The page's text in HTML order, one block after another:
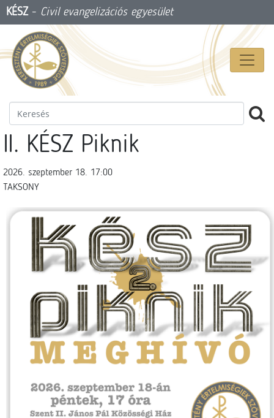
KÉSZ- Civil evangelizációs egyesület
II. KÉSZ Piknik
2026. szeptember 18. 17:00
TAKSONY